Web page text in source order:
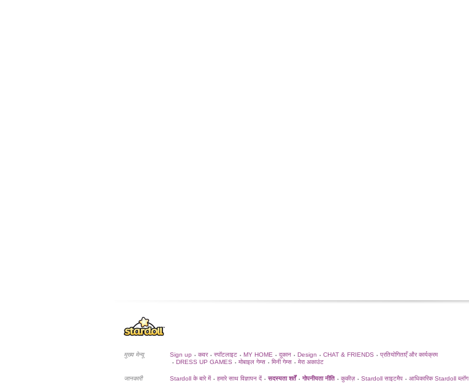
मुख्य मेन्यू Sign up • कवर • स्पॉटलाइट • MY HOME • दुकान • Design • CHAT & FRIENDS • प्रतियोगिताएँ और कार्यक्रम
• DRESS UP GAMES • मोबाइल गेम्स • मिनी गेम्स • मेरा अकाउंट
जानकारी Stardoll के बारे में • हमारे साथ विज्ञापन दें • सदस्यता शर्तें • गोपनीयता नीति • कुकीज़ • Stardoll साइटमैप • आधिकारिक Stardoll ब्लॉग